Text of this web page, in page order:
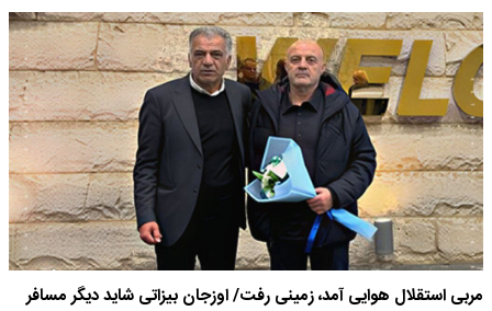
مربی استقلال هوایی آمد، زمینی رفت/ اوزجان بیزاتی شاید دیگر مسافر